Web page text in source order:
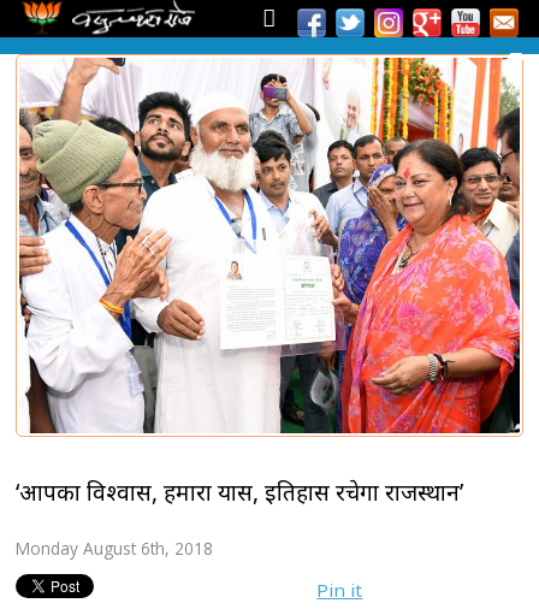
‘आपका विश्वास, हमारा प्रयास, इतिहास रचेगा राजस्थान’
Monday August 6th, 2018
Pin it